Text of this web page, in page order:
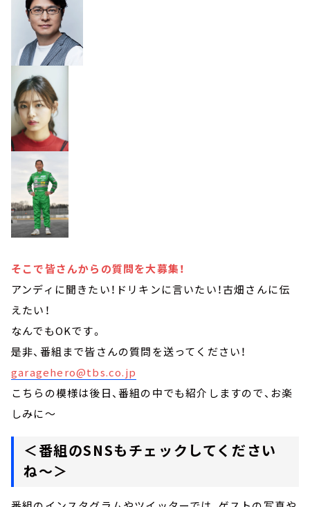
そこで皆さんからの質問を大募集！
アンディに聞きたい！ドリキンに言いたい！古畑さんに伝
えたい！
なんでもOKです。
是非、番組まで皆さんの質問を送ってください！
garagehero@tbs.co.jp
こちらの模様は後日、番組の中でも紹介しますので、お楽
しみに～
＜番組のSNSもチェックしてください
ね～＞